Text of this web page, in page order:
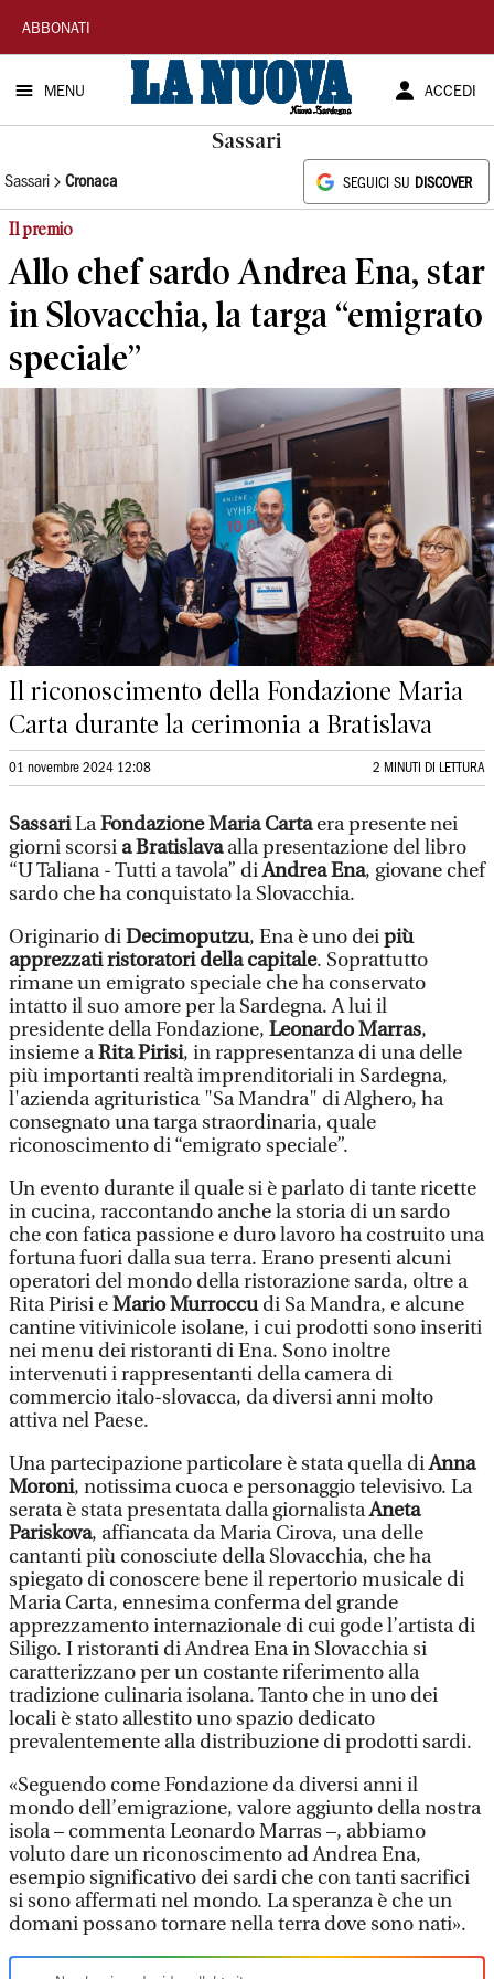
La
Nuova
Sardegna
ABBONATI
MENU ACCEDI
Sassari
Sassari Cronaca SEGUICI SU DISCOVER
Il premio
Allo chef sardo Andrea Ena, star
in Slovacchia, la targa “emigrato
speciale”
Il riconoscimento della Fondazione Maria
Carta durante la cerimonia a Bratislava
01 novembre 2024 12:08 2 MINUTI DI LETTURA
SassariLaFondazione Maria Cartaera presente nei
giorni scorsi a Bratislavaalla presentazione del libro
“U Taliana - Tutti a tavola” diAndrea Ena, giovane chef
sardo che ha conquistato la Slovacchia.
Originario diDecimoputzu, Ena è uno deipiù
apprezzati ristoratori della capitale. Soprattutto
rimane un emigrato speciale che ha conservato
intatto il suo amore per la Sardegna. A lui il
presidente della Fondazione, Leonardo Marras,
insieme aRita Pirisi, in rappresentanza di una delle
più importanti realtà imprenditoriali in Sardegna,
l'azienda agrituristica "Sa Mandra" di Alghero, ha
consegnato una targa straordinaria, quale
riconoscimento di “emigrato speciale”.
Un evento durante il quale si è parlato di tante ricette
in cucina, raccontando anche la storia di un sardo
che con fatica passione e duro lavoro ha costruito una
fortuna fuori dalla sua terra. Erano presenti alcuni
operatori del mondo della ristorazione sarda, oltre a
Rita Pirisi eMario Murroccudi Sa Mandra, e alcune
cantine vitivinicole isolane, i cui prodotti sono inseriti
nei menu dei ristoranti di Ena. Sono inoltre
intervenuti i rappresentanti della camera di
commercio italo-slovacca, da diversi anni molto
attiva nel Paese.
Una partecipazione particolare è stata quella diAnna
Moroni, notissima cuoca e personaggio televisivo. La
serata è stata presentata dalla giornalistaAneta
Pariskova, affiancata da Maria Cirova, una delle
cantanti più conosciute della Slovacchia, che ha
spiegato di conoscere bene il repertorio musicale di
Maria Carta, ennesima conferma del grande
apprezzamento internazionale di cui gode l’artista di
Siligo. I ristoranti di Andrea Ena in Slovacchia si
caratterizzano per un costante riferimento alla
tradizione culinaria isolana. Tanto che in uno dei
locali è stato allestito uno spazio dedicato
prevalentemente alla distribuzione di prodotti sardi.
«Seguendo come Fondazione da diversi anni il
mondo dell’emigrazione, valore aggiunto della nostra
isola – commenta Leonardo Marras –, abbiamo
voluto dare un riconoscimento ad Andrea Ena,
esempio significativo dei sardi che con tanti sacrifici
si sono affermati nel mondo. La speranza è che un
domani possano tornare nella terra dove sono nati».